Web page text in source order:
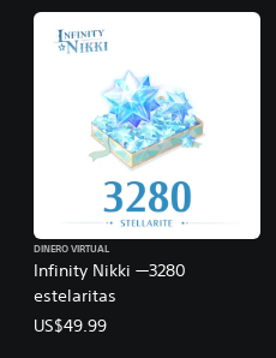
Infinity Nikki —3280
estelaritas
DINERO VIRTUAL
US$49.99